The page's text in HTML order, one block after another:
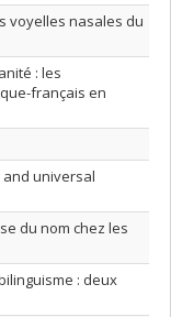
voyelles nasales du
: les
français en
universal
du nom chez les
: deux